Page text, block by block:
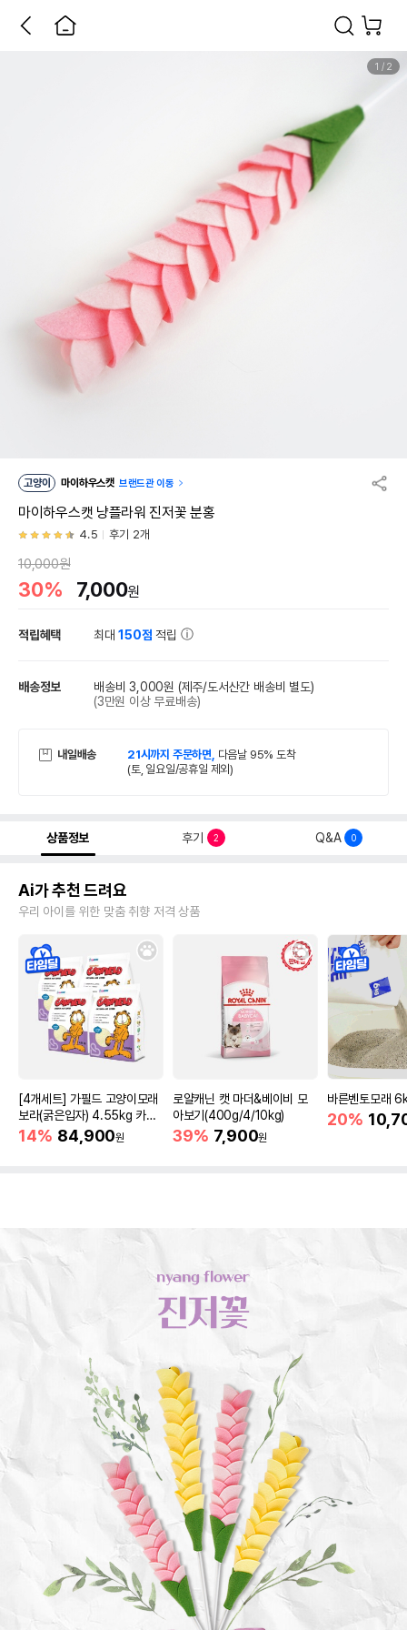
1 / 2
고양이 마이하우스캣 브랜드관 이동
마이하우스캣 냥플라워 진저꽃 분홍
4.5 후기 2개
10,000원
30% 7,000원
적립혜택 최대150점 적립
배송정보 배송비 3,000원 (제주/도서산간 배송비 별도)
(3만원 이상 무료배송)
내일배송 21시까지 주문하면, 다음날 95% 도착
(토, 일요일/공휴일 제외)
상품정보 후기 2 Q&A 0
Ai가 추천 드려요
우리 아이를 위한 맞춤 취향 저격 상품
[4개세트] 가필드 고양이모래
보라(굵은입자) 4.55kg 카사
바모래
14% 84,900원
로얄캐닌 캣 마더&베이비 모
아보기(400g/4/10kg)
39% 7,900원
바른벤토모래
20%